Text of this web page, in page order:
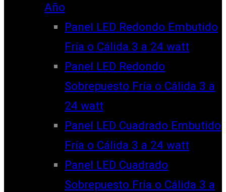
Año
Panel LED Redondo Embutido
Fría o Cálida 3 a 24 watt
Panel LED Redondo
Sobrepuesto Fría o Cálida 3 a
24 watt
Panel LED Cuadrado Embutido
Fría o Cálida 3 a 24 watt
Panel LED Cuadrado
Sobrepuesto Fría o Cálida 3 a